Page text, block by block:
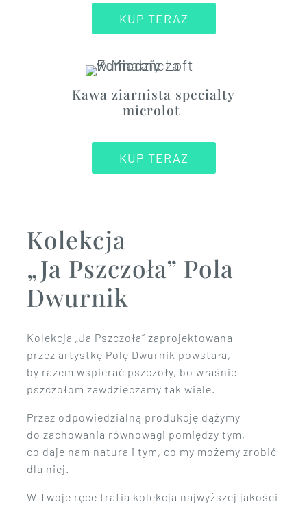
KUP TERAZ
Kawa ziarnista specialty
microlot
KUP TERAZ
Kolekcja
„Ja Pszczoła” Pola
Dwurnik
Kolekcja „Ja Pszczoła” zaprojektowana
przez artystkę Polę Dwurnik powstała,
by razem wspierać pszczoły, bo właśnie
pszczołom zawdzięczamy tak wiele.
Przez odpowiedzialną produkcję dążymy
do zachowania równowagi pomiędzy tym,
co daje nam natura i tym, co my możemy zrobić
dla niej.
W Twoje ręce trafia kolekcja najwyższej jakości